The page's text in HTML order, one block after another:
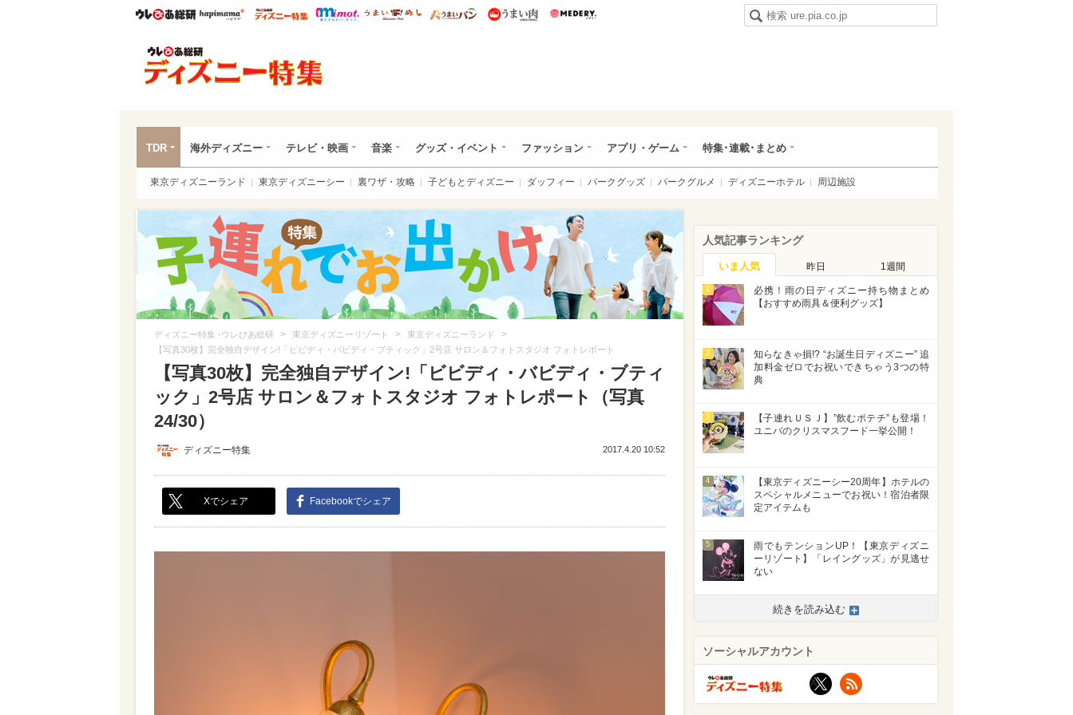
ウレぴあ総研ハピママ* ウレぴあ総研 ディズニー特集
mimot. うまいめし うまいパン うまい肉
TDR 海外ディズニー テレビ・映画 音楽 グッズ・イベント ファッション アプリ・ゲーム 特集･連載･まとめ
東京ディズニーランド 東京ディズニーシー 裏ワザ・攻略 子どもとディズニー ダッフィー パークグッズ パークグルメ ディズニーホテル 周辺施設
ディズニー特集 -ウレぴあ総研 > 東京ディズニーリゾート > 東京ディズニーランド >
【写真30枚】完全独自デザイン!「ビビディ・バビディ・ブティック」2号店 サロン＆フォトスタジオ フォトレポート
【写真30枚】完全独自デザイン!「ビビディ・バビディ・ブティ
ック」2号店 サロン＆フォトスタジオ フォトレポート（写真
24/30）
ディズニー特集 2017.4.20 10:52
Xでシェア Facebookでシェア
人気記事ランキング
いま人気 昨日 1週間
1
必携！雨の日ディズニー持ち物まとめ
【おすすめ雨具＆便利グッズ】
2
知らなきゃ損!? “お誕生日ディズニー” 追
加料金ゼロでお祝いできちゃう3つの特
典
3
【子連れＵＳＪ】”飲むポテチ”も登場！
ユニバのクリスマスフード一挙公開！
4
【東京ディズニーシー20周年】ホテルの
スペシャルメニューでお祝い！宿泊者限
定アイテムも
5
雨でもテンションUP！【東京ディズニ
ーリゾート】「レイングッズ」が見逃せ
ない
続きを読み込む
ソーシャルアカウント
X